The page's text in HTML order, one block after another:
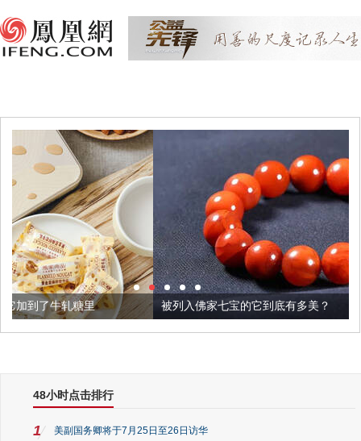
被列入佛家七宝的它到底有多美？
48小时点击排行
1 美副国务卿将于7月25日至26日访华